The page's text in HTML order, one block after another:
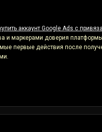
аккаунт Google Ads с
и маркерами доверия
первые действия после